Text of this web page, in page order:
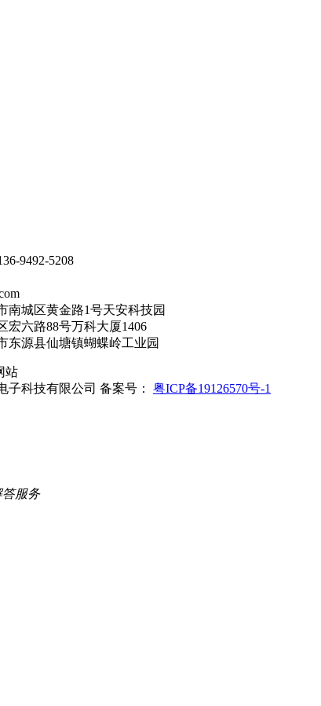
9492-5208
南城区黄金路1号天安科技园
宏六路88号万科大厦1406
东源县仙塘镇蝴蝶岭工业园
站
子科技有限公司 备案号： 粤ICP备19126570号-1
服务